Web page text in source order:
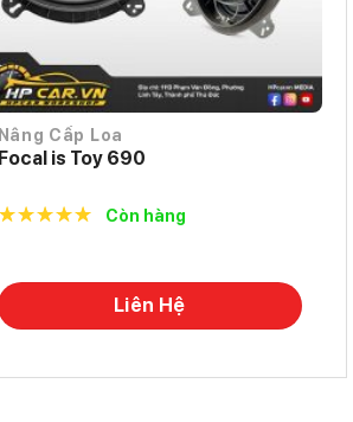
Nâng Cấp Loa
Focal is Toy 690
Còn hàng
Liên Hệ